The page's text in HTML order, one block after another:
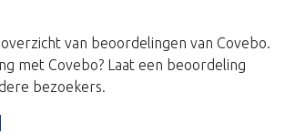
van beoordelingen van Covebo.
met Covebo? Laat een beoordeling
bezoekers.